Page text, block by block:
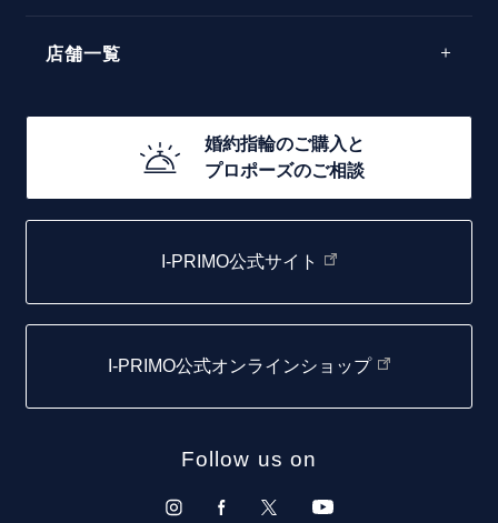
エレガント
30万円台～
20万円台～
10万円台～
店舗一覧
函館店
取扱店)エヴァンスブライダル 旭川本店
青森店
婚約指輪のご購入と
プロポーズのご相談
I-PRIMO公式サイト
I-PRIMO公式オンラインショップ
Follow us on